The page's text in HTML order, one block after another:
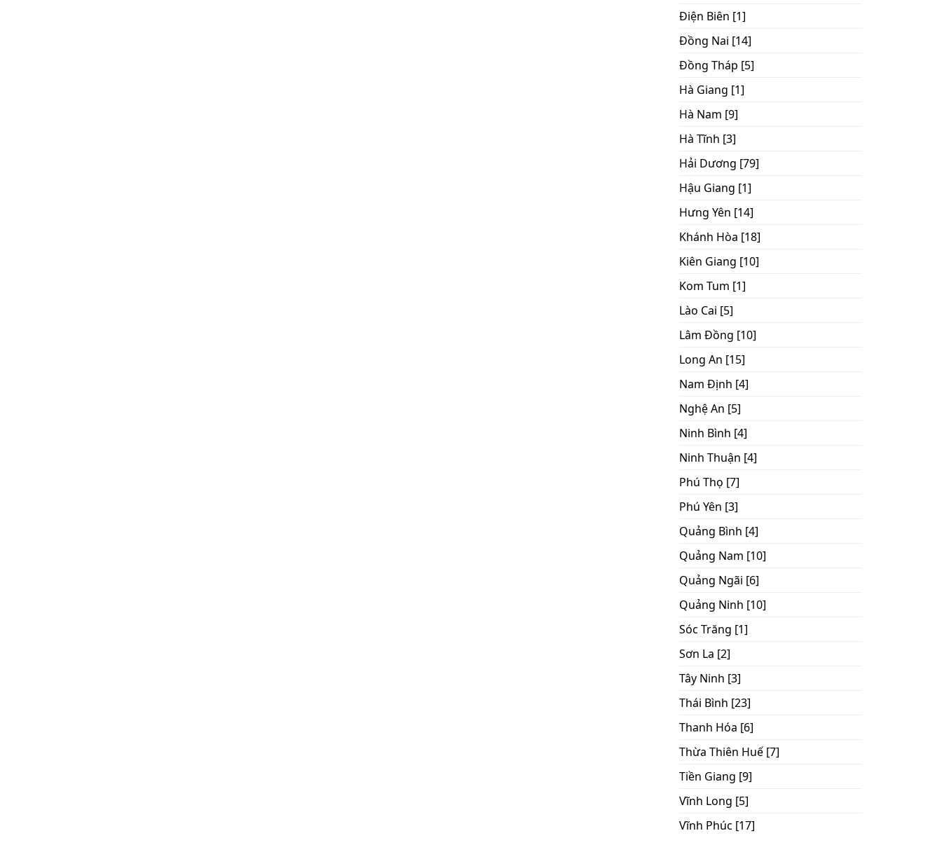
Điện Biên [1]
Đồng Nai [14]
Đồng Tháp [5]
Hà Giang [1]
Hà Nam [9]
Hà Tĩnh [3]
Hải Dương [79]
Hậu Giang [1]
Hưng Yên [14]
Khánh Hòa [18]
Kiên Giang [10]
Kom Tum [1]
Lào Cai [5]
Lâm Đồng [10]
Long An [15]
Nam Định [4]
Nghệ An [5]
Ninh Bình [4]
Ninh Thuận [4]
Phú Thọ [7]
Phú Yên [3]
Quảng Bình [4]
Quảng Nam [10]
Quảng Ngãi [6]
Quảng Ninh [10]
Sóc Trăng [1]
Sơn La [2]
Tây Ninh [3]
Thái Bình [23]
Thanh Hóa [6]
Thừa Thiên Huế [7]
Tiền Giang [9]
Vĩnh Long [5]
Vĩnh Phúc [17]